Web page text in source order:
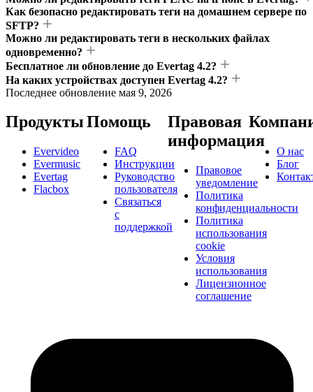
Как безопасно редактировать теги на домашнем сервере по
SFTP?
Можно ли редактировать теги в нескольких файлах
одновременно?
Бесплатное ли обновление до Evertag 4.2?
На каких устройствах доступен Evertag 4.2?
Последнее обновление мая 9, 2026
Продукты
Evervideo
Evermusic
Evertag
Flacbox
Помощь
FAQ
Инструкции
Руководство
пользователя
Связаться
с
поддержкой
Правовая
информация
Правовое
уведомление
Политика
конфиденциальности
Политика
использования
cookie
Условия
использования
Лицензионное
соглашение
О нас
Блог